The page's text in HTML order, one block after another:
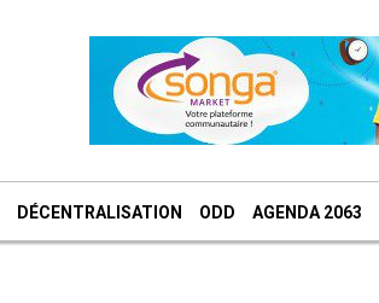
DÉCENTRALISATION ODD AGENDA 2063